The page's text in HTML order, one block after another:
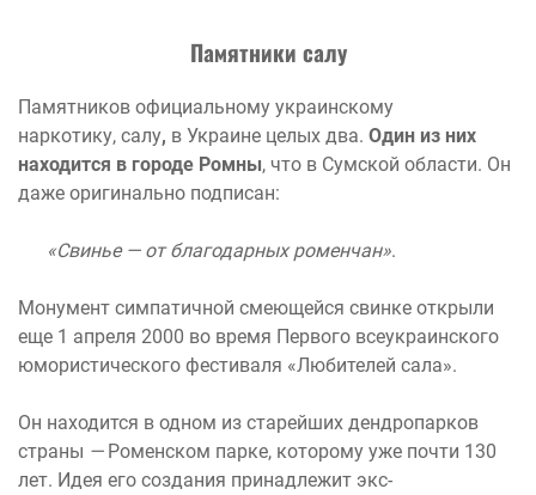
Памятники салу
Памятников официальному украинскому
наркотику, салу, в Украине целых два. Один из них
находится в городе Ромны, что в Сумской области. Он
даже оригинально подписан:
«Свинье — от благодарных роменчан».
Монумент симпатичной смеющейся свинке открыли
еще 1 апреля 2000 во время Первого всеукраинского
юмористического фестиваля «Любителей сала».
Он находится в одном из старейших дендропарков
страны — Роменском парке, которому уже почти 130
лет. Идея его создания принадлежит экс-